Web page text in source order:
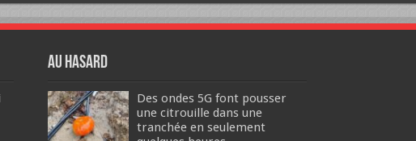
Au hasard
Des ondes 5G font pousser
une citrouille dans une
tranchée en seulement